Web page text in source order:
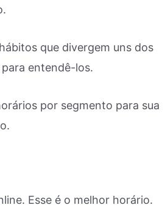
que divergem uns dos
entendê-los.
por segmento para sua
Esse é o melhor horário.